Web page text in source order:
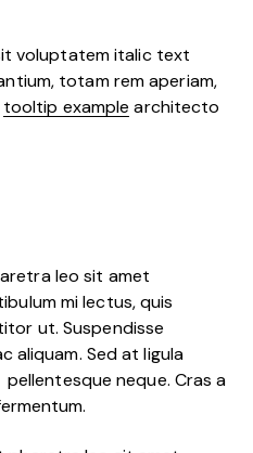
voluptatem italic text
totam rem aperiam,
tooltip example architecto
leo sit amet
mi lectus, quis
ut. Suspendisse
aliquam. Sed at ligula
neque. Cras a